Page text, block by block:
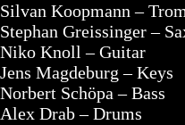
Silvan Koopmann –
Stephan Greissinger –
Niko Knoll – Guitar
Jens Magdeburg – Keys
Norbert Schöpa – Bass
Alex Drab – Drums